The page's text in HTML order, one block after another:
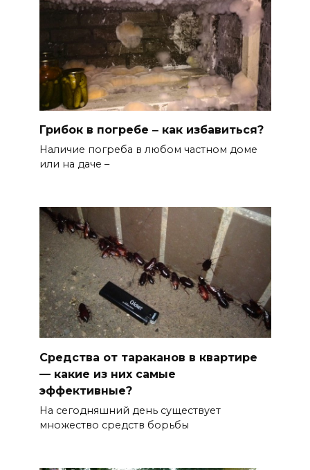
Грибок в погребе ‒ как избавиться?
Наличие погреба в любом частном доме
или на даче –
Средства от тараканов в квартире
— какие из них самые
эффективные?
На сегодняшний день существует
множество средств борьбы